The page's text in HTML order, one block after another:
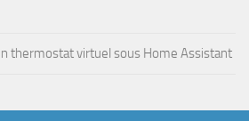
thermostat virtuel sous Home Assistant